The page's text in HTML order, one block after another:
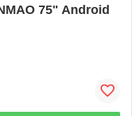
75" Android